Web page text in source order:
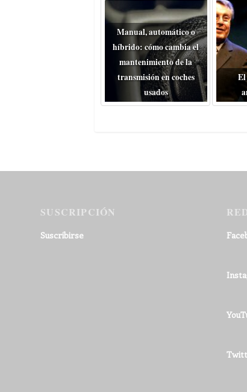
Manual, automático o
híbrido: cómo cambia el
mantenimiento de la
transmisión en coches
usados
SUSCRIPCIÓN
Suscribirse